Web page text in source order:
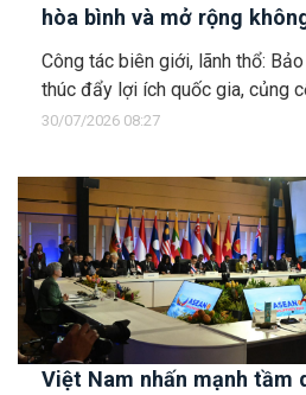
hòa bình và mở rộng
triển
Công tác biên giới, lãnh thổ:
thúc đẩy lợi ích quốc gia, củng
30/07/2026 08:27
Việt Nam nhấn mạnh tầm